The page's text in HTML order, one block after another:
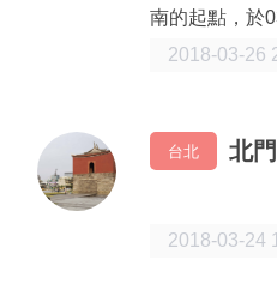
南的起點，於
2018-03-26
台北 北
2018-03-24